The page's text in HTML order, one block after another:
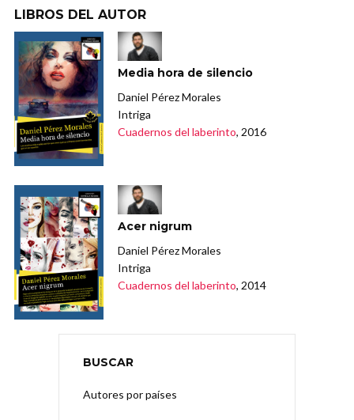
LIBROS DEL AUTOR
Media hora de silencio
Daniel Pérez Morales
Intriga
Cuadernos del laberinto, 2016
Acer nigrum
Daniel Pérez Morales
Intriga
Cuadernos del laberinto, 2014
BUSCAR
Autores por países